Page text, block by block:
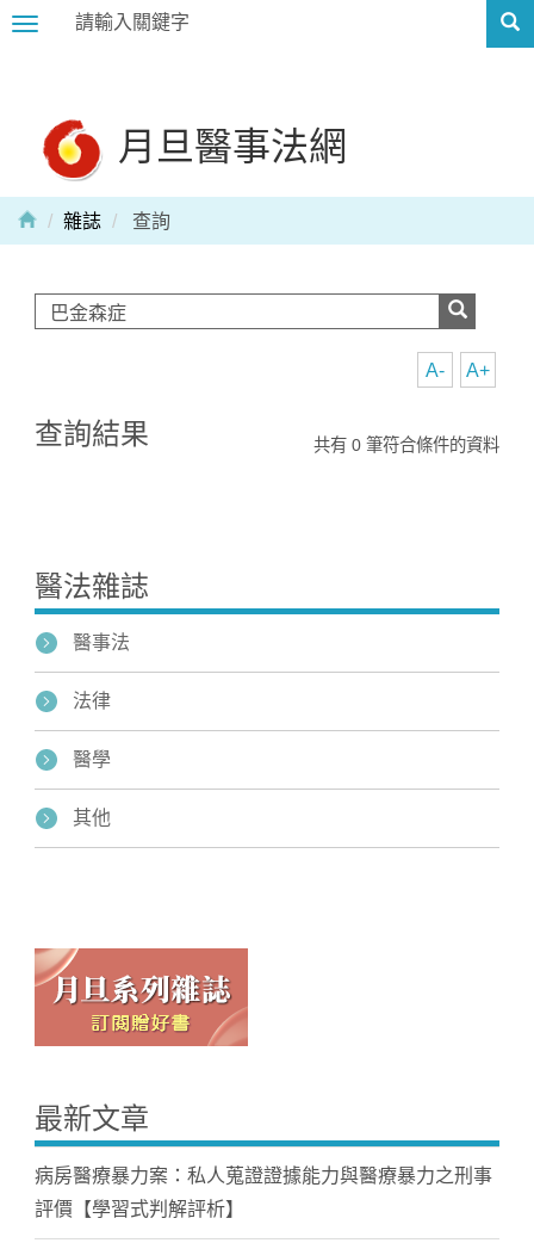
Toggle
月旦醫事法網
Home
雜誌 查詢
A+
A-
查詢結果 共有 0 筆符合條件的資料
醫法雜誌
醫事法
法律
醫學
其他
最新文章
病房醫療暴力案：私人蒐證證據能力與醫療暴力之刑事
評價【學習式判解評析】